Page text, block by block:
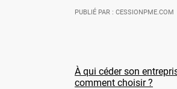
PUBLIÉ PAR : CESSIONPME.COM
À qui céder son
comment choisir ?